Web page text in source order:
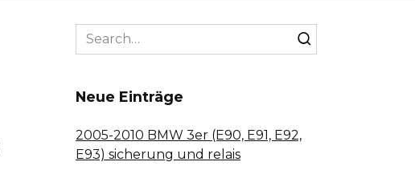
Search
for:
Neue Einträge
2005-2010 BMW 3er (E90, E91, E92,
E93) sicherung und relais